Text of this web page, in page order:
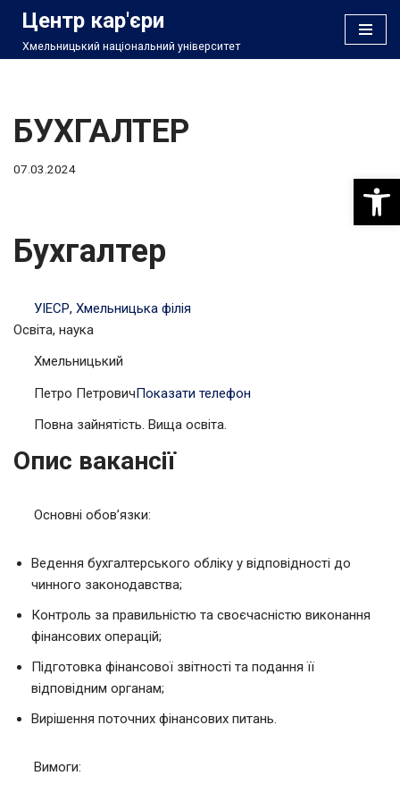
Перейти
Центр кар'єри
Хмельницький національний університет
БУХГАЛТЕР
07.03.2024
Бухгалтер
УІЕСР, Хмельницька філія
Освіта, наука
Хмельницький
Петро ПетровичПоказати телефон
Повна зайнятість. Вища освіта.
Опис вакансії
Основні обов’язки:
Ведення бухгалтерського обліку у відповідності до
чинного законодавства;
Контроль за правильністю та своєчасністю виконання
фінансових операцій;
Підготовка фінансової звітності та подання її
відповідним органам;
Вирішення поточних фінансових питань.
Вимоги: